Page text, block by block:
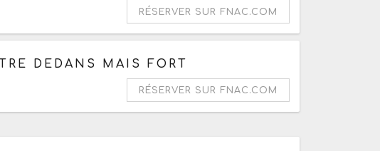
RÉSERVER SUR FNAC.COM
DEDANS MAIS FORT
RÉSERVER SUR FNAC.COM